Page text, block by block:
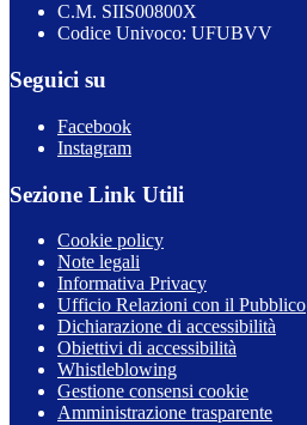
C.M. SIIS00800X
Codice Univoco: UFUBVV
Seguici su
Facebook
Instagram
Sezione Link Utili
Cookie policy
Note legali
Informativa Privacy
Ufficio Relazioni con il Pubblico
Dichiarazione di accessibilità
Obiettivi di accessibilità
Whistleblowing
Gestione consensi cookie
Amministrazione trasparente